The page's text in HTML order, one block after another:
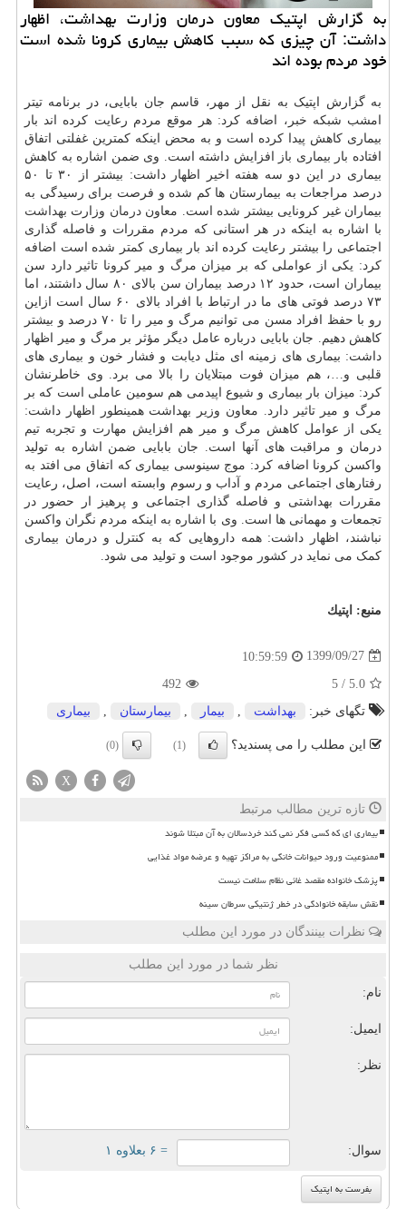
به گزارش اپتیک معاون درمان وزارت بهداشت، اظهار
داشت: آن چیزی که سبب کاهش بیماری کرونا شده است
خود مردم بوده اند
به گزارش اپتیک به نقل از مهر، قاسم جان بابایی، در برنامه تیتر
امشب شبکه خبر، اضافه کرد: هر موقع مردم رعایت کرده اند بار
بیماری کاهش پیدا کرده است و به محض اینکه کمترین غفلتی اتفاق
افتاده بار بیماری باز افزایش داشته است. وی ضمن اشاره به کاهش
بیماری در این دو سه هفته اخیر اظهار داشت: بیشتر از ۳۰ تا ۵۰
درصد مراجعات به بیمارستان ها کم شده و فرصت برای رسیدگی به
بیماران غیر کرونایی بیشتر شده است. معاوندرمان وزارت بهداشت
با اشاره به اینکه در هر استانی که مردم مقررات و فاصله گذاری
اجتماعی را بیشتر رعایت کرده اند بار بیماری کمتر شده است اضافه
کرد: یکی از عواملی که بر میزان مرگ و میر کرونا تاثیر دارد سن
بیماران است، حدود ۱۲ درصد بیماران سن بالای ۸۰ سال داشتند، اما
۷۳ درصد فوتی های ما در ارتباط با افراد بالای ۶۰ سال است ازاین
رو با حفظ افراد مسن می توانیم مرگ و میر را تا ۷۰ درصد و بیشتر
کاهش دهیم. جان بابایی درباره عامل دیگر مؤثر بر مرگ و میر اظهار
داشت: بیماری های زمینه ای مثل دیابت و فشار خون و بیماری های
قلبی و…، هم میزان فوت مبتلایان را بالا می برد. وی خاطرنشان
کرد: میزان بار بیماری و شیوع اپیدمی هم سومین عاملی است که بر
مرگ و میر تاثیر دارد. معاون وزیر بهداشت همینطور اظهار داشت:
یکی از عوامل کاهش مرگ و میر هم افزایش مهارت و تجربه تیم
درمان و مراقبت های آنها است. جان بابایی ضمن اشاره به تولید
واکسن کرونا اضافه کرد: موج سینوسی بیماری که اتفاق می افتد به
رفتارهای اجتماعی مردم و آداب و رسوم وابسته است، اصل، رعایت
مقررات بهداشتی و فاصله گذاری اجتماعی و پرهیز ار حضور در
تجمعات و مهمانی ها است. وی با اشاره به اینکه مردم نگران واکسن
نباشند، اظهار داشت: همه داروهایی که به کنترل و درمان بیماری
کمک می نماید در کشور موجود است و تولید می شود.
منبع: اپتیك
1399/09/27
10:59:59
5.0
/
5
492
تگهای خبر:
بهداشت بیمار بیمارستان بیماری
این مطلب را می پسندید؟ (1)
(0)
X
تازه ترین مطالب مرتبط
بیماری ای که کسی فکر نمی کند خردسالان به آن مبتلا شوند
ممنوعیت ورود حیوانات خانگی به مراکز تهیه و عرضه مواد غذایی
پزشک خانواده مقصد غائی نظام سلامت نیست
نقش سابقه خانوادگی در خطر ژنتیکی سرطان سینه
نظرات بینندگان در مورد این مطلب
نظر شما در مورد این مطلب
نام:
ایمیل:
نظر:
سوال: = ۶ بعلاوه ۱